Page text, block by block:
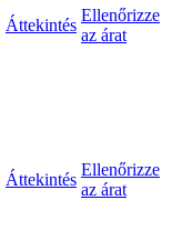
Áttekintés
Ellenőrizze
az árat
Áttekintés
Ellenőrizze
az árat